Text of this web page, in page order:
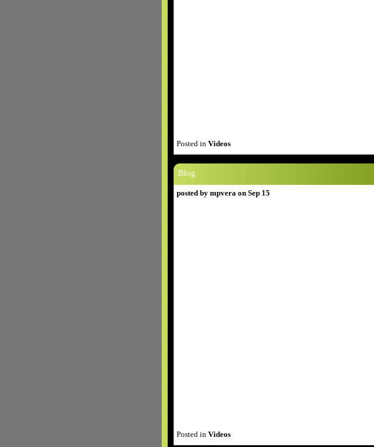
Posted in Videos
Blog
posted by mpvera on Sep 15
Posted in Videos